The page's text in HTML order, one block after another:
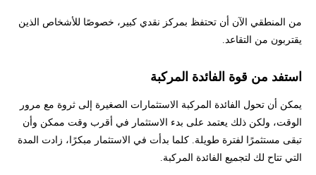
من المنطقي الآن أن تحتفظ بمركز نقدي كبير، خصوصًا للأشخاص الذين
يقتربون من التقاعد.
استفد من قوة الفائدة المركبة
يمكن أن تحول الفائدة المركبة الاستثمارات الصغيرة إلى ثروة مع مرور
الوقت، ولكن ذلك يعتمد على بدء الاستثمار في أقرب وقت ممكن وأن
تبقى مستثمرًا لفترة طويلة. كلما بدأت في الاستثمار مبكرًا، زادت المدة
التي تتاح لك لتجميع الفائدة المركبة.